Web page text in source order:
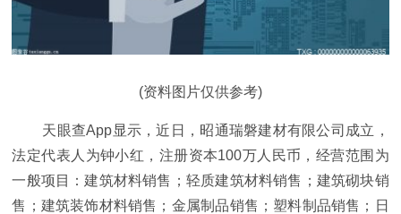
(资料图片仅供参考)
天眼查App显示，近日，昭通瑞磐建材有限公司成立，
法定代表人为钟小红，注册资本100万人民币，经营范围为
一般项目：建筑材料销售；轻质建筑材料销售；建筑砌块销
售；建筑装饰材料销售；金属制品销售；塑料制品销售；日